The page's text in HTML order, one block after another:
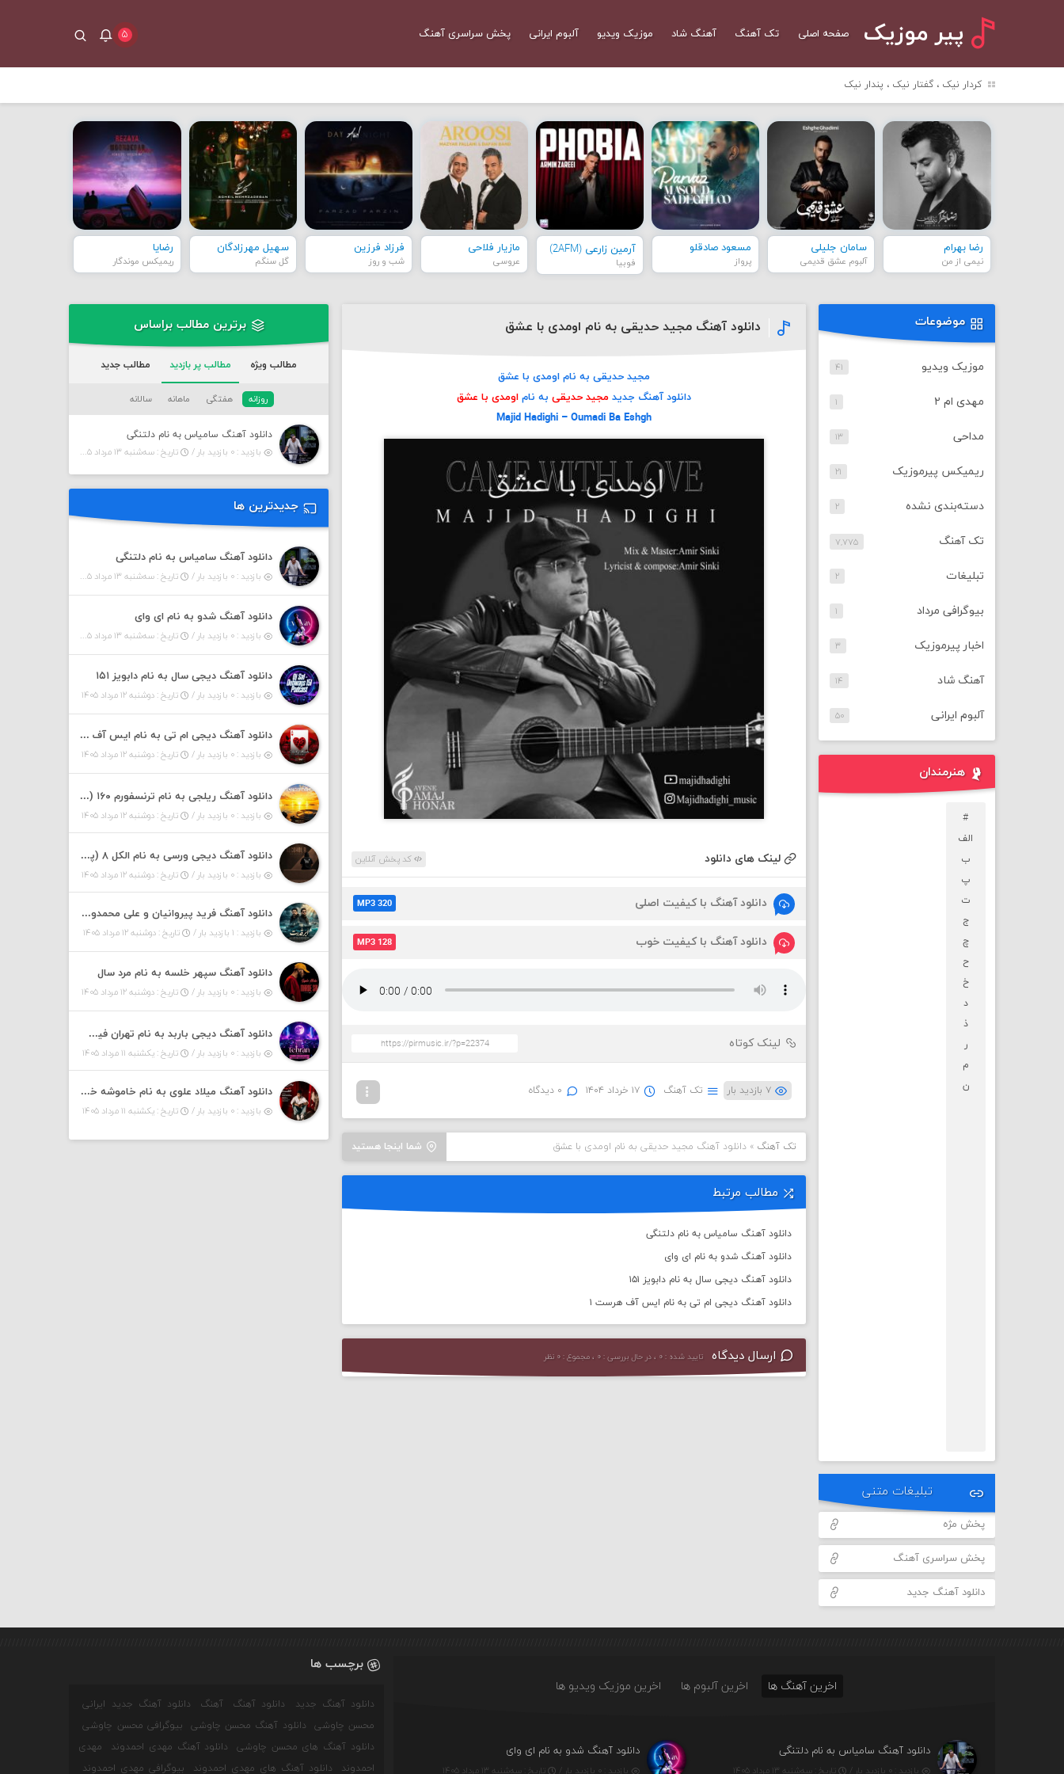
پیر موزیک صفحه اصلی تک آهنگ آهنگ شاد موزیک ویدیو آلبوم ایرانی پخش سراسری آهنگ ۵
کردار نیک ، گفتار نیک ، پندار نیک
رضا بهرام
نیمی از من
سامان جلیلی
آلبوم عشق قدیمی
مسعود صادقلو
پرواز
آرمین زارعی (2AFM)
فوبیا
مازیار فلاحی
عروسی
فرزاد فرزین
شب و روز
سهیل مهرزادگان
گل سنگم
رضایا
ریمیکس موندگار
دانلود آهنگ مجید حدیقی به نام اومدی با عشق
مجید حدیقی به نام اومدی با عشق
دانلود آهنگ جدید مجید حدیقی به ناماومدی با عشق
Majid Hadighi – Oumadi Ba Eshgh
لینک های دانلود کد پخش آنلاین
دانلود آهنگ با کیفیت اصلی MP3 320
دانلود آهنگ با کیفیت خوب MP3 128
لینک کوتاه
۷ بازدید بار تک آهنگ ۱۷ خرداد ۱۴۰۴ ۰ دیدگاه
شما اینجا هستید تک آهنگ »دانلود آهنگ مجید حدیقی به نام اومدی با عشق
مطالب مرتبط
دانلود آهنگ سامیاس به نام دلتنگی
دانلود آهنگ شدو به نام ای وای
دانلود آهنگ دیجی سال به نام دابویز ۱۵۱
دانلود آهنگ دیجی ام تی به نام ایس آف هرست ۱
ارسال دیدگاه تایید شده : ۰ ، در حال بررسی : ۰ ، مجموع : ۰ نظر
موضوعات
موزیک ویدیو ۴۱
مهدی ام ۲ ۱
مداحی ۱۳
ریمیکس پیرموزیک ۲۱
دسته‌بندی نشده ۲
تک آهنگ ۷,۷۷۵
تبلیغات ۲
بیوگرافی مرداد ۱
اخبار پیرموزیک ۳
آهنگ شاد ۱۴
آلبوم ایرانی ۵۰
هنرمندان
#
الف
ب
پ
ت
ج
چ
ح
خ
د
ذ
ر
م
ن
تبلیغات متنی
پخش مژه
پخش سراسری آهنگ
دانلود آهنگ جدید
برترین مطالب براساس
مطالب ویژه مطالب پر بازدید مطالب جدید
روزانه هفتگی ماهانه سالانه
دانلود آهنگ سامیاس به نام دلتنگی
بازدید : ۰ بازدید بار /
تاریخ : سه‌شنبه ۱۳ مرداد ۱۴۰۵
جدیدترین ها
دانلود آهنگ سامیاس به نام دلتنگی
بازدید : ۰ بازدید بار / تاریخ : سه‌شنبه ۱۳ مرداد ۱۴۰۵
دانلود آهنگ شدو به نام ای وای
بازدید : ۰ بازدید بار / تاریخ : سه‌شنبه ۱۳ مرداد ۱۴۰۵
دانلود آهنگ دیجی سال به نام دابویز ۱۵۱
بازدید : ۰ بازدید بار / تاریخ : دوشنبه ۱۲ مرداد ۱۴۰۵
دانلود آهنگ دیجی ام تی به نام ایس آف هرست ۱
بازدید : ۰ بازدید بار / تاریخ : دوشنبه ۱۲ مرداد ۱۴۰۵
دانلود آهنگ ریلجی به نام ترنسفورم ۱۶۰ (پادکست)
بازدید : ۰ بازدید بار / تاریخ : دوشنبه ۱۲ مرداد ۱۴۰۵
دانلود آهنگ دیجی ورسی به نام الکل ۸ (پادکست)
بازدید : ۰ بازدید بار / تاریخ : دوشنبه ۱۲ مرداد ۱۴۰۵
دانلود آهنگ فرید پیروانیان و علی محمدوند به نام اَبَر قدرت
بازدید : ۱ بازدید بار / تاریخ : دوشنبه ۱۲ مرداد ۱۴۰۵
دانلود آهنگ سپهر خلسه به نام مرد سال
بازدید : ۰ بازدید بار / تاریخ : دوشنبه ۱۲ مرداد ۱۴۰۵
دانلود آهنگ دیجی باربد به نام تهران فیت ۵۵ (پادکست)
بازدید : ۰ بازدید بار / تاریخ : یکشنبه ۱۱ مرداد ۱۴۰۵
دانلود آهنگ میلاد علوی به نام خاموشه خطت
بازدید : ۰ بازدید بار / تاریخ : یکشنبه ۱۱ مرداد ۱۴۰۵
اخرین آهنگ ها اخرین آلبوم ها اخرین موزیک ویدیو ها
دانلود آهنگ سامیاس به نام دلتنگی
بازدید : ۰ بازدید بار / تاریخ : سه‌شنبه ۱۳ مرداد ۱۴۰۵
دانلود آهنگ شدو به نام ای وای
بازدید : ۰ بازدید بار / تاریخ : سه‌شنبه ۱۳ مرداد ۱۴۰۵
برچسب ها
دانلود آهنگ جدید دانلود آهنگ آهنگ
دانلود آهنگ جدید ایرانی
محسن چاوشی
دانلود آهنگ محسن چاوشی
بیوگرافی محسن چاوشی
دانلود آهنگ های محسن چاوشی
دانلود آهنگ مهدی احمدوند
مهدی
احمدوند
دانلود آهنگ های مهدی احمدوند بیوگرافی مهدی احمدوند